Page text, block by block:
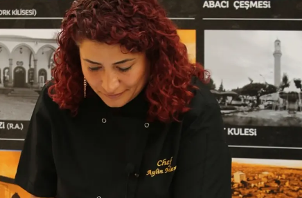
Ordu
Samsun
Siirt
Sinop
Sivas